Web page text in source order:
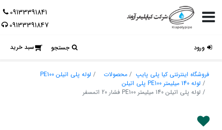
09133391841
09133391847
سبد خرید جستجو ورود
فروشگاه اینترنتی کیا پلی پایپ محصولات
لوله پلی اتیلن PE100
لوله 140 میلیمتر PE100 پلی اتیلن
لوله پلی اتیلن 140 میلیمتر PE100 فشار 20 اتمسفر